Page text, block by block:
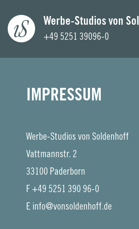
Werbe-Studios von
+49 5251 39096-0
Unternehmen
Kommunikations-
3D-Studio
IMPRESSUM
Werbe-Studios von Soldenhoff
Vattmannstr. 2
33100 Paderborn
F +49 5251 390 96-0
E info@vonsoldenhoff.de